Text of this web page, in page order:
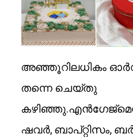
അഞ്ഞൂറിലധികം
തന്നെ ചെയ്തു
ഷവർ, ബാപ്റ്റിസം,